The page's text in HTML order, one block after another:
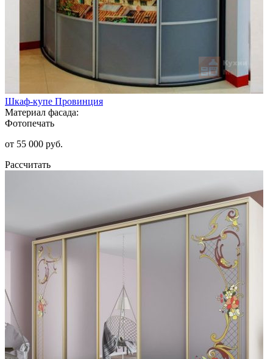
Шкаф-купе Провинция
Материал фасада:
Фотопечать
от 55 000 руб.
Рассчитать